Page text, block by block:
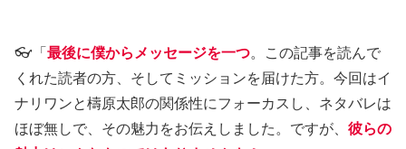
👓「 最後に僕からメッセージを一つ。この記事を読んで
くれた読者の方、そしてミッションを届けた方。今回はイ
ナリワンと檮原太郎の関係性にフォーカスし、ネタバレは
ほぼ無しで、その魅力をお伝えしました。ですが、 彼らの